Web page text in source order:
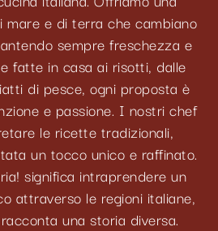
mare e di terra che cambiano
sempre freschezza e
fatte in casa ai risotti, dalle
di pesce, ogni proposta è
e passione. I nostri chef
le ricette tradizionali,
un tocco unico e raffinato.
significa intraprendere un
attraverso le regioni italiane,
una storia diversa.